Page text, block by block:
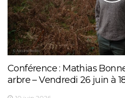
Conférence : Mathias
arbre – Vendredi 26 juin à